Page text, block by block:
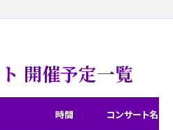
開催予定一覧
時間 コンサート名